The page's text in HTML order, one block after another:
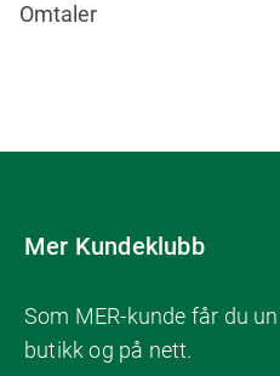
Omtaler
Mer Kundeklubb
Som MER-kunde får du
butikk og på nett.